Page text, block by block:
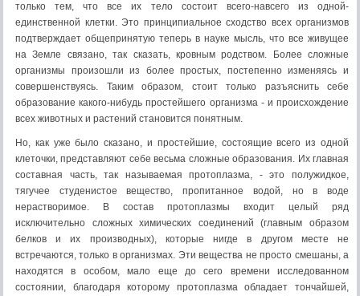
только тем, что все их тело состоит всего-навсего из одной-
единственной клетки. Это принципиальное сходство всех организмов
подтверждает общепринятую теперь в науке мысль, что все живущее
на Земле связано, так сказать, кровным родством. Более сложные
организмы произошли из более про­стых, постепенно изменяясь и
совершенствуясь. Таким образом, стоит только разъяснить себе
образование какого-нибудь простейшего организ­ма - и происхождение
всех животных и растений становится понятным.
Но, как уже было сказано, и простейшие, состоящие всего из одной
клеточки, представляют себе весьма сложные образования. Их главная
составная часть, так называемая протоплазма, - это полужидкое,
тягучее студенистое вещество, пропитанное водой, но в воде
нерастворимое. В состав протоплазмы входит целый ряд
исключительно сложных хими­ческих соединений (главным образом
белков и их производных), которые нигде в другом месте не
встречаются, только в организмах. Эти вещества не просто смешаны, а
находятся в особом, мало еще до сего времени иссле­дованном
состоянии, благодаря которому протоплазма обладает тончай­шей,